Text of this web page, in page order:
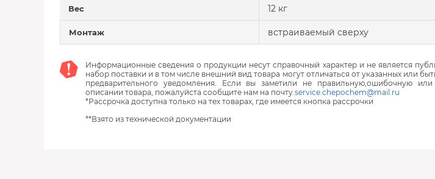
Вес 12 кг
Монтаж встраиваемый сверху
Информационные сведения о продукции несут справочный характер и не является
набор поставки и в том числе внешний вид товара могут отличаться от указанных или
предварительного уведомления. Если вы заметили не правильную,ошибочную
описании товара, пожалуйста сообщите нам на почту service.chepochem@mail.ru
*Рассрочка доступна только на тех товарах, где имеется кнопка рассрочки
**Взято из технической документации